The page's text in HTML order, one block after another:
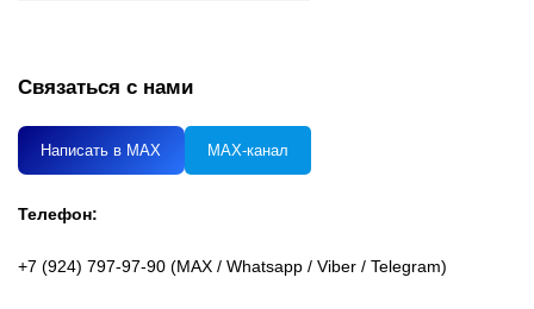
Связаться с нами
Написать в MAX MAX-канал
Телефон:
+7 (924) 797-97-90 (MAX / Whatsapp / Viber / Telegram)